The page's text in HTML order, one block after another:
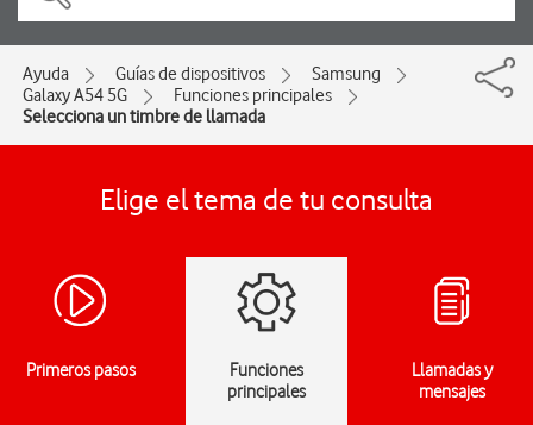
Ayuda Guías de dispositivos
Samsung
Galaxy A54 5G
Funciones principales
Selecciona un timbre de llamada
Elige el tema de tu consulta
Primeros pasos
Funciones
principales
Llamadas y
mensajes